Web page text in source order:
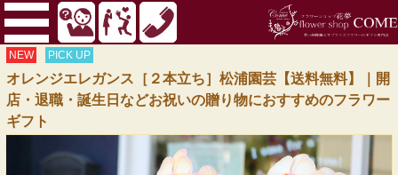
NEW PICK UP
オレンジエレガンス［２本立ち］松浦園芸【送料無料】｜開
店・退職・誕生日などお祝いの贈り物におすすめのフラワー
ギフト